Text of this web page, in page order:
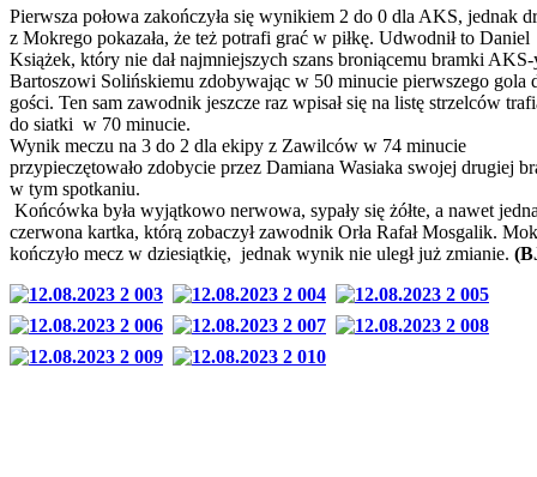
Pierwsza połowa zakończyła się wynikiem 2 do 0 dla AKS, jednak
z Mokrego pokazała, że też potrafi grać w piłkę. Udwodnił to Daniel
Książek, który nie dał najmniejszych szans broniącemu bramki
Bartoszowi Solińskiemu zdobywając w 50 minucie pierwszego gola
gości. Ten sam zawodnik jeszcze raz wpisał się na listę strzelców
do siatki w 70 minucie.
Wynik meczu na 3 do 2 dla ekipy z Zawilców w 74 minucie
przypieczętowało zdobycie przez Damiana Wasiaka swojej drugiej
w tym spotkaniu.
Końcówka była wyjątkowo nerwowa, sypały się żółte, a nawet
czerwona kartka, którą zobaczył zawodnik Orła Rafał Mosgalik.
kończyło mecz w dziesiątkię, jednak wynik nie uległ już zmianie.